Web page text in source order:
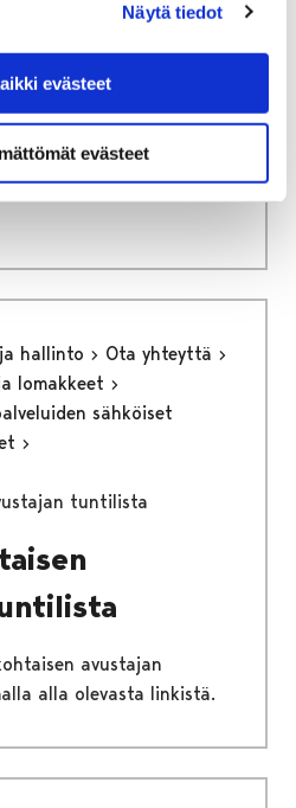
Näytä tiedot
evästeet
evästeet
avustajan
alla olevasta
hallinto
Ota yhteyttä
lomakkeet
sähköiset
tuntilista
avustajan
alla olevasta linkistä.